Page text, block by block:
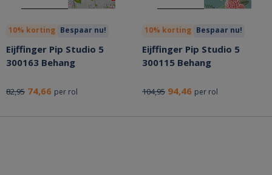
10% korting Bespaar nu!
Eijffinger Pip Studio 5
300163 Behang
82,95 74,66 per rol
10% korting Bespaar nu!
Eijffinger Pip Studio 5
300115 Behang
104,95 94,46 per rol